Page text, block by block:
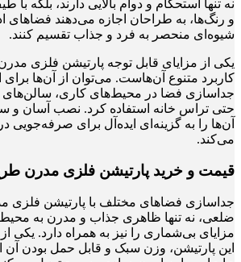
نه تنها استحکام و دوام بالایی دارند، بلکه
و رنگ‌ها، به طراحان اجازه می‌دهند فضاهای
شیوه‌ای منحصر به فرد و جذاب تقسیم کنند.
یکی از مزایای قابل توجه پارتیشن فلزی
کاربرد متنوع آن‌هاست. می‌توان از آن‌ها
جداسازی فضا در محیط‌های کاری، سالن‌های
حتی تراس خانه استفاده کرد. نصب آسان و
آن‌ها را به گزینه‌ای ایده‌آل برای صرفه‌جویی
می‌کند.
قیمت و خرید پارتیشن فلزی
جداسازی فضاهای مختلف با پارتیشن
ضلعی، نه تنها ظاهری جذاب و مدرن به
مزایای بی‌شماری را نیز به همراه دارد. یکی
این پارتیشن، وزن سبک و قابل حمل بودن